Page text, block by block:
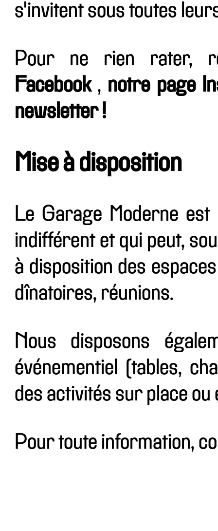
s'invitent sous toutes
Pour ne rien rater,
Facebook , notre page
newsletter !
Mise à disposition
Le Garage Moderne
indifférent et qui peut,
à disposition des
dînatoires, réunions.
Nous disposons
événementiel (tables,
des activités sur place
Pour toute information,